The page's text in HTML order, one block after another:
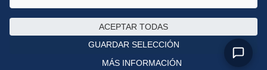
Privacidad · Cookies
ACEPTAR TODAS
GUARDAR SELECCIÓN
MÁS INFORMACIÓN